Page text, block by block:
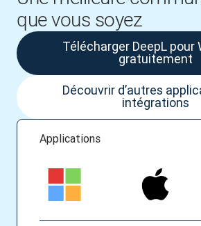
que vous soyez
Applications
Télécharger DeepL pour
gratuitement
Découvrir d’autres
intégrations